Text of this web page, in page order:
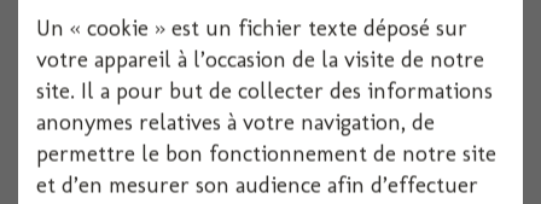
Guirlande tropicale orange 220cm
Un « cookie » est un fichier texte déposé sur
votre appareil à l’occasion de la visite de notre
site. Il a pour but de collecter des informations
anonymes relatives à votre navigation, de
permettre le bon fonctionnement de notre site
et d’en mesurer son audience afin d’effectuer